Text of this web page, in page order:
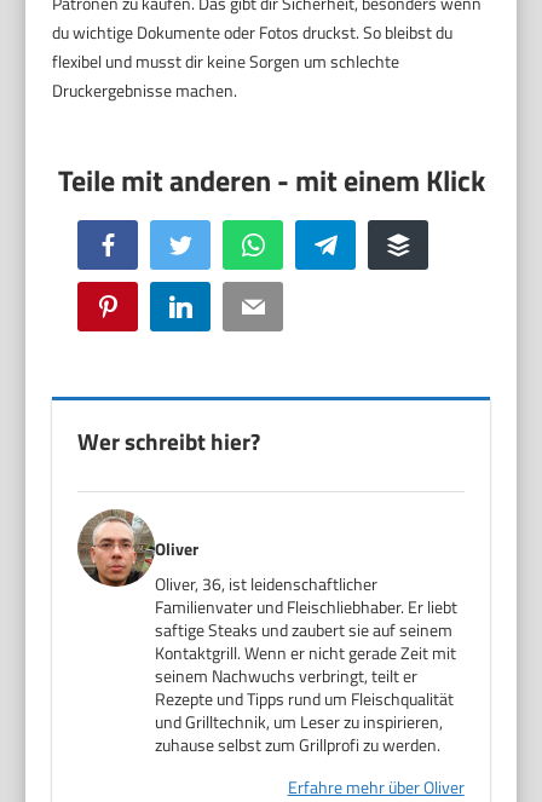
du wichtige Dokumente oder Fotos druckst. So bleibst du
flexibel und musst dir keine Sorgen um schlechte
Druckergebnisse machen.
Facebook Twitter WhatsApp Telegram Buffer
Pinterest LinkedIn Email
Wer schreibt hier?
Oliver
Oliver, 36, ist leidenschaftlicher
Familienvater und Fleischliebhaber. Er liebt
saftige Steaks und zaubert sie auf seinem
Kontaktgrill. Wenn er nicht gerade Zeit mit
seinem Nachwuchs verbringt, teilt er
Rezepte und Tipps rund um Fleischqualität
und Grilltechnik, um Leser zu inspirieren,
zuhause selbst zum Grillprofi zu werden.
Erfahre mehr über Oliver